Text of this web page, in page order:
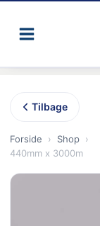
Tilbage
Forside › Shop ›
440mm x 3000m